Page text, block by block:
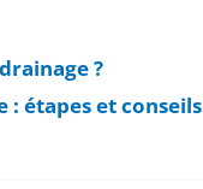
?
: étapes et conseils